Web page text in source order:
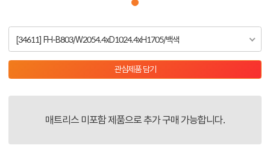
[34611] FH-B803/W2054.4xD1024.4xH1705/백색
관심제품 담기
매트리스 미포함 제품으로 추가 구매 가능합니다.